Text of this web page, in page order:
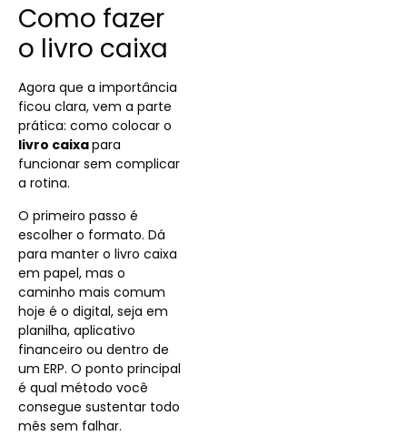
Como fazer
o livro caixa
Agora que a importância
ficou clara, vem a parte
prática: como colocar o
livro caixapara
funcionar sem complicar
a rotina.
O primeiro passo é
escolher o formato. Dá
para manter o livro caixa
em papel, mas o
caminho mais comum
hoje é o digital, seja em
planilha, aplicativo
financeiro ou dentro de
um ERP. O ponto principal
é qual método você
consegue sustentar todo
mês sem falhar.